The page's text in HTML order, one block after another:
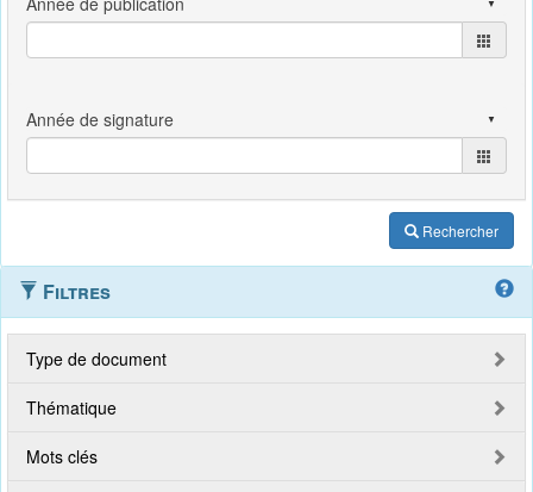
Rechercher
Filtres
Type de document
Thématique
Mots clés